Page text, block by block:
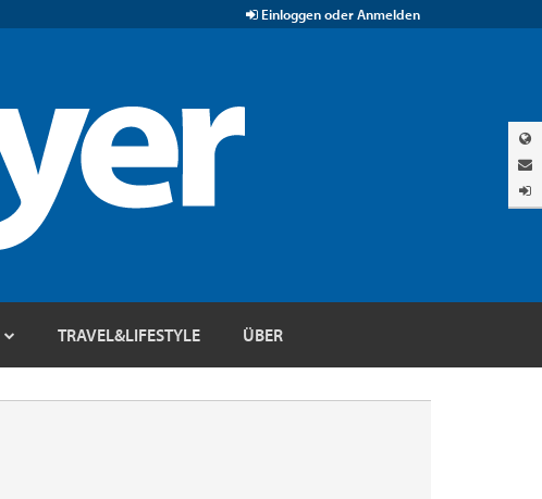
Einloggen oder Anmelden
TRAVEL&LIFESTYLE ÜBER